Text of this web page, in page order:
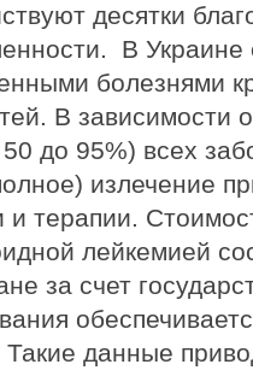
десятки
В Украине
болезнями
В зависимости
до 95%) всех
излечение
и терапии.
лейкемией
за счет
данные